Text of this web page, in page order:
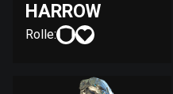
HARROW
Rolle: